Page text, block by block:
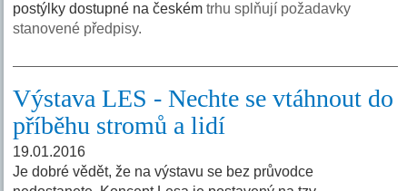
postýlky dostupné na českémtrhu splňují požadavky
stanovené předpisy.
Výstava LES - Nechte se vtáhnout do
příběhu stromů a lidí
19.01.2016
Je dobré vědět, že na výstavu se bez průvodce